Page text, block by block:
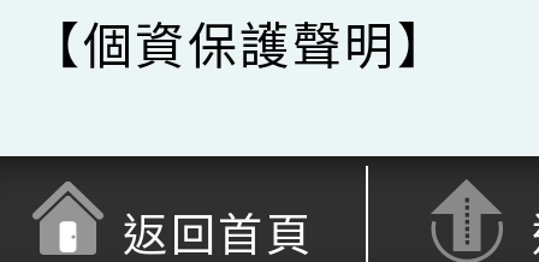
【個資保護聲明】
返回首頁